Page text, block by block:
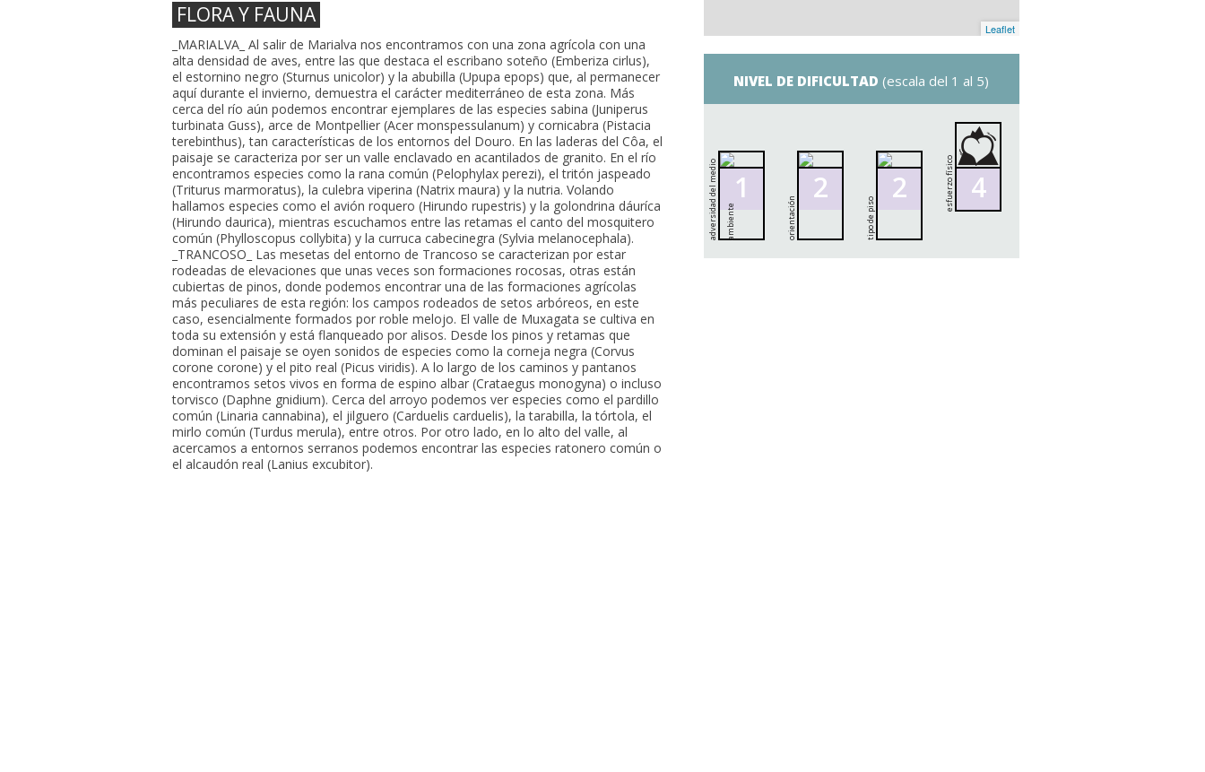
FLORA Y FAUNA
_MARIALVA_ Al salir de Marialva nos encontramos con una zona agrícola con una
alta densidad de aves, entre las que destaca el escribano soteño (Emberiza cirlus),
el estornino negro (Sturnus unicolor) y la abubilla (Upupa epops) que, al permanecer
aquí durante el invierno, demuestra el carácter mediterráneo de esta zona. Más
cerca del río aún podemos encontrar ejemplares de las especies sabina (Juniperus
turbinata Guss), arce de Montpellier (Acer monspessulanum) y cornicabra (Pistacia
terebinthus), tan características de los entornos del Douro. En las laderas del Côa, el
paisaje se caracteriza por ser un valle enclavado en acantilados de granito. En el río
encontramos especies como la rana común (Pelophylax perezi), el tritón jaspeado
(Triturus marmoratus), la culebra viperina (Natrix maura) y la nutria. Volando
hallamos especies como el avión roquero (Hirundo rupestris) y la golondrina dáuríca
(Hirundo daurica), mientras escuchamos entre las retamas el canto del mosquitero
común (Phylloscopus collybita) y la curruca cabecinegra (Sylvia melanocephala).
_TRANCOSO_ Las mesetas del entorno de Trancoso se caracterizan por estar
rodeadas de elevaciones que unas veces son formaciones rocosas, otras están
cubiertas de pinos, donde podemos encontrar una de las formaciones agrícolas
más peculiares de esta región: los campos rodeados de setos arbóreos, en este
caso, esencialmente formados por roble melojo. El valle de Muxagata se cultiva en
toda su extensión y está flanqueado por alisos. Desde los pinos y retamas que
dominan el paisaje se oyen sonidos de especies como la corneja negra (Corvus
corone corone) y el pito real (Picus viridis). A lo largo de los caminos y pantanos
encontramos setos vivos en forma de espino albar (Crataegus monogyna) o incluso
torvisco (Daphne gnidium). Cerca del arroyo podemos ver especies como el pardillo
común (Linaria cannabina), el jilguero (Carduelis carduelis), la tarabilla, la tórtola, el
mirlo común (Turdus merula), entre otros. Por otro lado, en lo alto del valle, al
acercamos a entornos serranos podemos encontrar las especies ratonero común o
el alcaudón real (Lanius excubitor).
Leaflet
NIVEL DE DIFICULTAD(escala del 1 al 5)
a
d
v
e
r
s
i
d a
d
d
e
l
m
e
d
i
o
a
m
b
i
e
n
t e
1
orientación
2
tipo de piso
2 esfuerzo físico 4